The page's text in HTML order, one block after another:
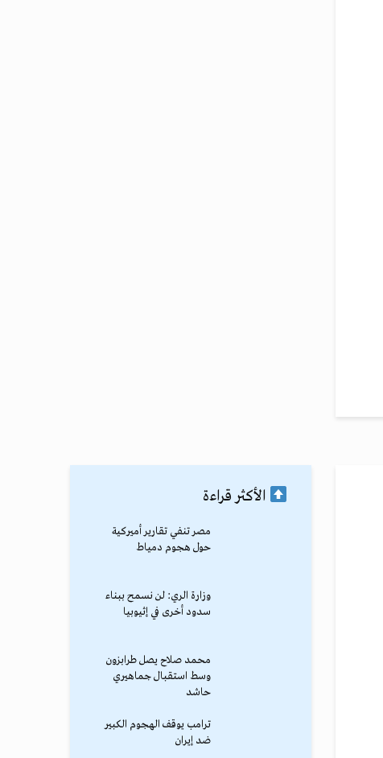
الأكثر قراءة
مصر تنفي تقارير أميركية
حول هجوم دمياط
وزارة الري: لن نسمح ببناء
سدود أخرى في إثيوبيا
محمد صلاح يصل طرابزون
وسط استقبال جماهيري
حاشد
ترامب يوقف الهجوم الكبير
ضد إيران